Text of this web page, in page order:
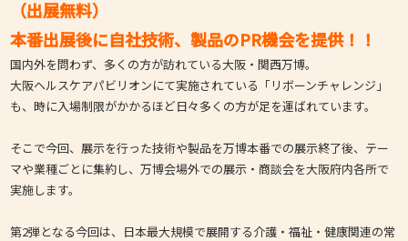
（出展無料）
本番出展後に自社技術、製品のPR機会を提供！！
国内外を問わず、多くの方が訪れている大阪・関西万博。
大阪ヘルスケアパビリオンにて実施されている「リボーンチャレンジ」
も、時に入場制限がかかるほど日々多くの方が足を運ばれています。
そこで今回、展示を行った技術や製品を万博本番での展示終了後、テー
マや業種ごとに集約し、万博会場外での展示・商談会を大阪府内各所で
実施します。
第2弾となる今回は、日本最大規模で展開する介護・福祉・健康関連の常